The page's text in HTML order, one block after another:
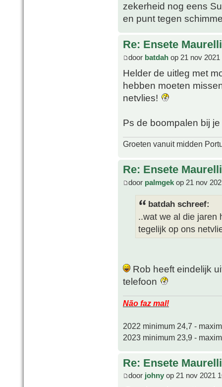
zekerheid nog eens
en punt tegen
Re: Ensete
door batdah op 21 nov 2021
Helder de uitleg met
hebben moeten
netvlies!
Ps de boompalen bij
Groeten vanuit midden
Re: Ensete
door palmgek op 21 nov
batdah schreef:
..wat we al die jaren
tegelijk op ons
Rob heeft eindelijk
telefoon
Não faz mal!
2022 minimum 24,7 -
2023 minimum 23,9 -
Re: Ensete
door johny op 21 nov 2021